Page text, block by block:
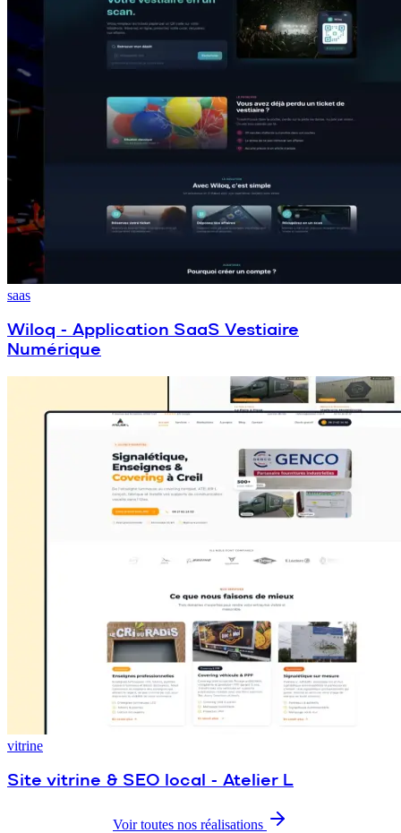
saas
Wiloq - Application SaaS Vestiaire
Numérique
vitrine
Site vitrine & SEO local - Atelier L
Voir toutes nos réalisations